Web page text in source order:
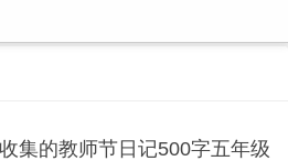
集的教师节日记500字五年级